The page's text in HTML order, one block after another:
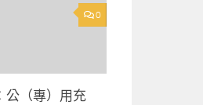
0
公（專）用充